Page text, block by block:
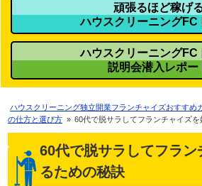
頑張るほど稼げ
ハウスクリーニングFC
ハウスクリーニングFC
説明会潜入レポー
ハウスクリーニング独立開業フランチャイズおすすめ
の仕方と選び方 » 60代で脱サラしてフランチャイズ
60代で脱サラしてフラン
るための秘訣